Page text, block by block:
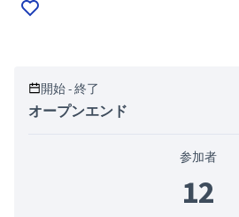
開始 - 終了
オープンエンド
参加者
12